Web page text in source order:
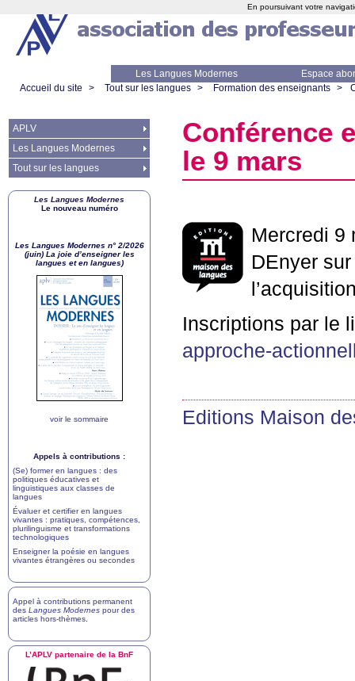
Les Langues Modernes
Espace
Accueil du site
> Tout sur les langues > Formation des enseignants >
Conférence
le 9 mars
Mercredi 9
DEnyer
Inscriptions par le
approche-
Editions Maison
APLV
Les Langues Modernes
Tout sur les langues
Les Langues Modernes
Le nouveau numéro
Les Langues Modernes n° 2/2026
(juin) La joie d’enseigner les
langues et en langues)
voir le sommaire
Appels à contributions :
(Se) former en langues : des
politiques éducatives et
linguistiques aux classes de
langues
Évaluer et certifier en langues
vivantes : pratiques, compétences,
plurilinguisme et transformations
technologiques
Enseigner la poésie en langues
vivantes étrangères ou secondes
Appel à contributions permanent
des Langues Modernes pour des
articles hors-thèmes
L’APLV partenaire de la BnF
En poursuivant votre